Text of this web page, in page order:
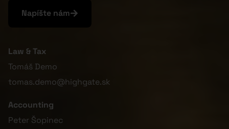
Napíšte nám
Law & Tax
Tomáš Demo
tomas.demo@highgate.sk
Accounting
Peter Šopinec